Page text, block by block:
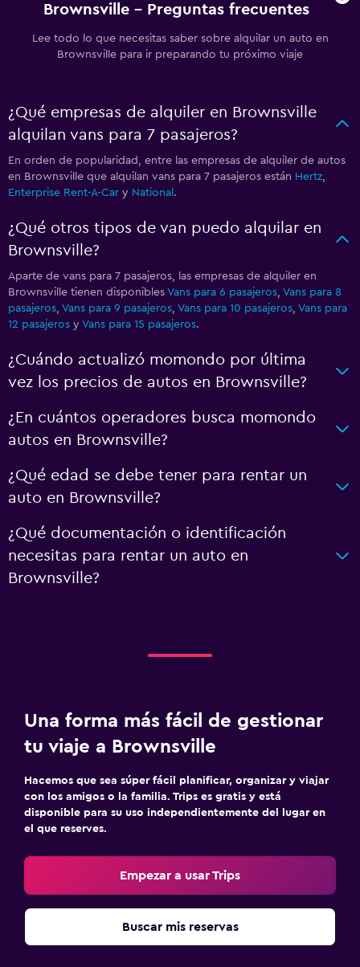
Brownsville - Preguntas frecuentes
Lee todo lo que necesitas saber sobre alquilar un auto en
Brownsville para ir preparando tu próximo viaje
¿Qué empresas de alquiler en Brownsville
alquilan vans para 7 pasajeros?
En orden de popularidad, entre las empresas de alquiler de autos
en Brownsville que alquilan vans para 7 pasajeros están Hertz
Enterprise Rent-A-Car y National .
¿Qué otros tipos de van puedo alquilar en
Brownsville?
Aparte de vans para 7 pasajeros, las empresas de alquiler en
Brownsville tienen disponibles Vans para 6 pasajeros Vans para 8
pasajeros Vans para 9 pasajeros Vans para 10 pasajeros Vans para
12 pasajeros y Vans para 15 pasajeros.
¿Cuándo actualizó momondo por última
vez los precios de autos en Brownsville?
¿En cuántos operadores busca momondo
autos en Brownsville?
¿Qué edad se debe tener para rentar un
auto en Brownsville?
¿Qué documentación o identificación
necesitas para rentar un auto en
Brownsville?
Una forma más fácil de gestionar
tu viaje a Brownsville
Hacemos que sea súper fácil planificar, organizar y viajar
con los amigos o la familia. Trips es gratis y está
disponible para su uso independientemente del lugar en
el que reserves.
Empezar a usar Trips
Buscar mis reservas